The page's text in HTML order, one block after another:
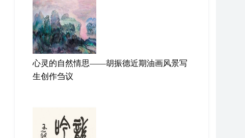
心灵的自然情思——胡振德近期油画风景写
生创作刍议